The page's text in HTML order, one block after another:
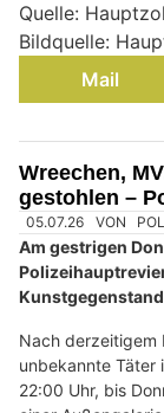
Quelle:
Bildquelle:
Mail
Wreechen,
gestohlen –